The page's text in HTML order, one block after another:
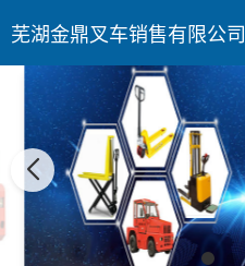
芜湖金鼎叉车销售有限公司